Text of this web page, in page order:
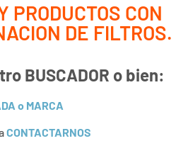
PRODUCTOS CON
DE FILTROS.
BUSCADOR o bien:
o MARCA
CONTACTARNOS